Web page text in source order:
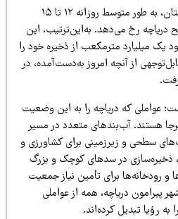
از سوی دیگر، با آغاز فصل تابستان، به طور متوسط روزانه ۱۲ تا ۱۵
رخ می‌دهد. به‌این‌ترتیب، این
مترمکعب از ذخیره خود را
از آنچه امروز به‌دست‌آمده، در
که دریاچه را به این وضعیت
آب‌بندهای متعدد در مسیر
و زیرزمینی برای کشاورزی و
در سدهای کوچک و بزرگ
برای تأمین نیاز جمعیت
ساکن در ۳۶ شهر پیرامون دریاچه، همه از عواملی
تبدیل کرده‌اند.